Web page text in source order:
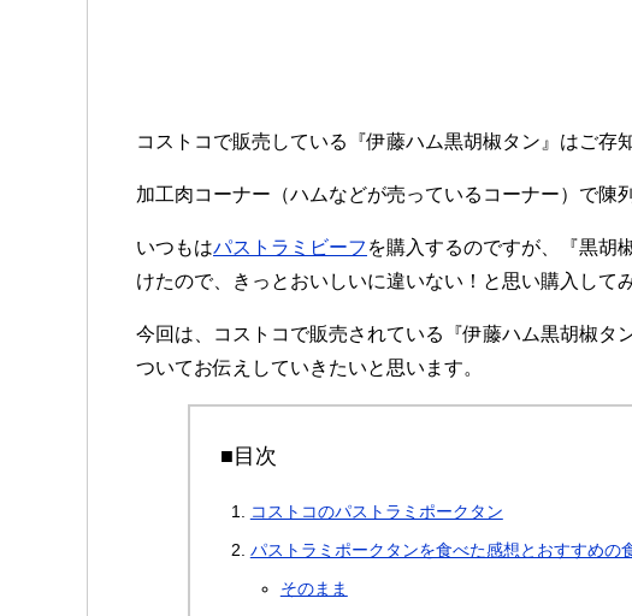
コストコで販売している『伊藤ハム黒胡椒タン』はご存
加工肉コーナー（ハムなどが売っているコーナー）で陳
いつもはパストラミビーフ を購入するのですが、『黒胡
けたので、きっとおいしいに違いない！と思い購入して
今回は、コストコで販売されている『伊藤ハム黒胡椒タ
ついてお伝えしていきたいと思います。
■目次
コストコのパストラミポークタン
パストラミポークタンを食べた感想とおすすめの
そのまま